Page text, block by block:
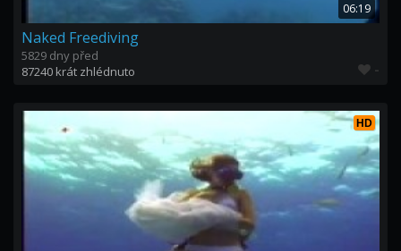
06:19
Naked Freediving
5829 dny před
87240 krát zhlédnuto
-
HD